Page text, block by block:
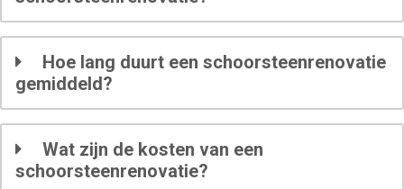
Hoe lang duurt een schoorsteenrenovatie
gemiddeld?
Wat zijn de kosten van een
schoorsteenrenovatie?